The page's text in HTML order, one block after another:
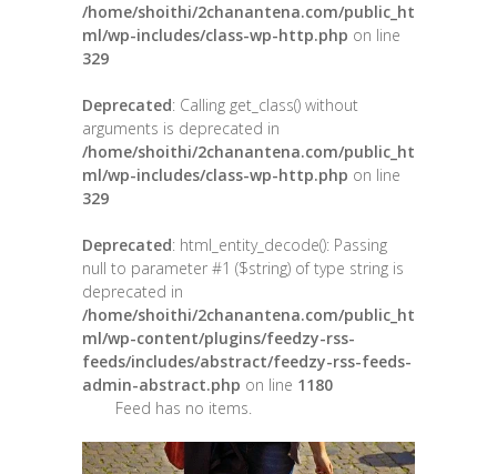
/home/shoithi/2chanantena.com/public_ht
ml/wp-includes/class-wp-http.php on line
329
Deprecated: Calling get_class() without
arguments is deprecated in
/home/shoithi/2chanantena.com/public_ht
ml/wp-includes/class-wp-http.php on line
329
Deprecated: html_entity_decode(): Passing
null to parameter #1 ($string) of type string is
deprecated in
/home/shoithi/2chanantena.com/public_ht
ml/wp-content/plugins/feedzy-rss-
feeds/includes/abstract/feedzy-rss-feeds-
admin-abstract.php on line 1180
Feed has no items.